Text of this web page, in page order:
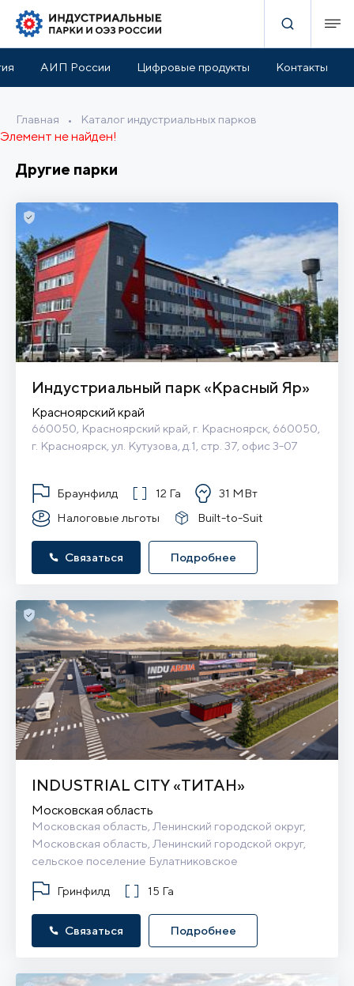
АИП России Цифровые продукты Контакты
Главная • Каталог индустриальных парков
Элемент не найден!
Другие парки
Индустриальный парк «Красный Яр»
Красноярский край
660050, Красноярский край, г. Красноярск, 660050,
г. Красноярск, ул. Кутузова, д.1, стр. 37, офис 3-07
Браунфилд 12 Га
31 МВт
Налоговые льготы
Built-to-Suit
Связаться Подробнее
INDUSTRIAL CITY «ТИТАН»
Московская область
Московская область, Ленинский городской округ,
Московская область, Ленинский городской округ,
сельское поселение Булатниковское
Гринфилд 15 Га
Связаться Подробнее